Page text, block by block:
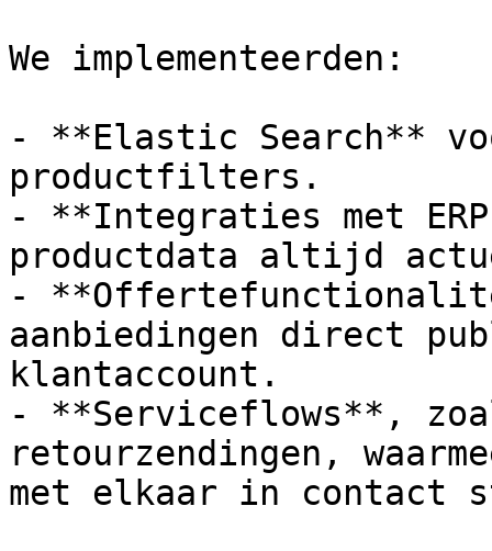
We implementeerden:
- **Elastic Search**
productfilters.
- **Integraties met
productdata altijd
-
aanbiedingen direct
klantaccount.
- **Serviceflows**,
retourzendingen,
met elkaar in contact